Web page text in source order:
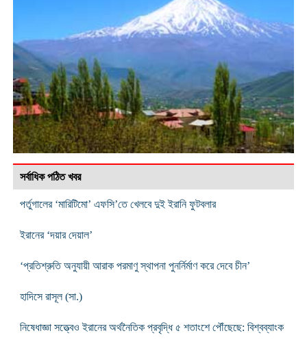
সর্বাধিক পঠিত খবর
পর্তুগালের ‘মারিটিমো’ এফসি’তে খেলবে দুই ইরানি ফুটবলার
ইরানের ‘দয়ার দেয়াল’
‘প্রতিশ্রুতি অনুযায়ী আরাক পরমাণু স্থাপনা পুনর্নির্মাণ করে দেবে চীন’
হাদিসে রাসূল (সা.)
নিষেধাজ্ঞা সত্ত্বেও ইরানের অর্থনৈতিক প্রবৃদ্ধি ৫ শতাংশে পৌঁছেছে: বিশ্বব্যাংক